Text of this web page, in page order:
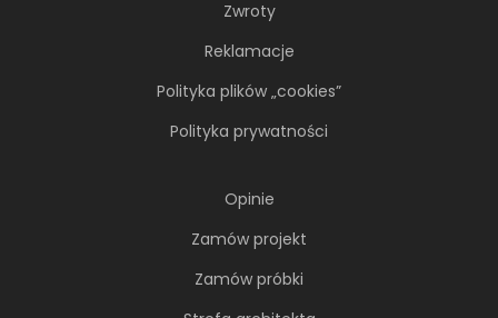
Soft minimalizm z duszą. 65-
metrowe mieszkanie projektu AVO
Zwroty
Reklamacje
Polityka plików „cookies”
Polityka prywatności
Opinie
Zamów projekt
Zamów próbki